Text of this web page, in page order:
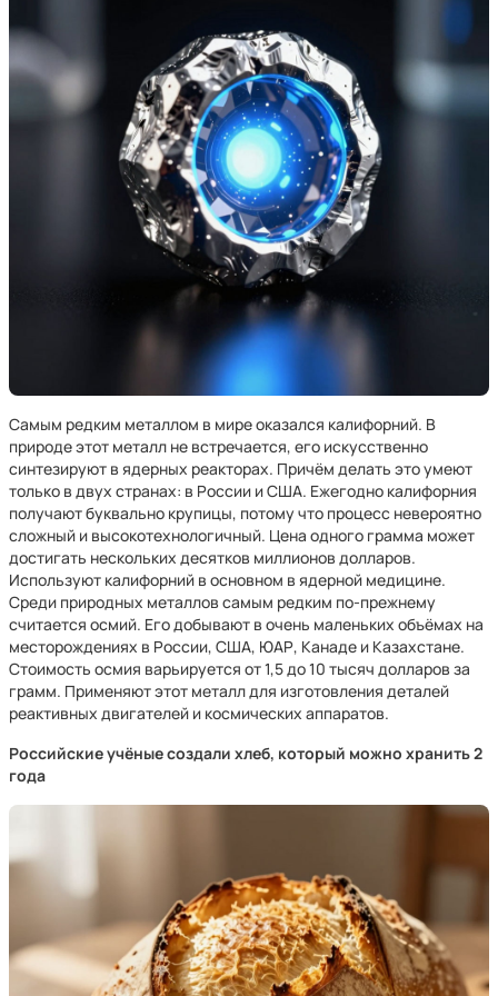
Самым редким металлом в мире оказался калифорний. В
природе этот металл не встречается, его искусственно
синтезируют в ядерных реакторах. Причём делать это умеют
только в двух странах: в России и США. Ежегодно калифорния
получают буквально крупицы, потому что процесс невероятно
сложный и высокотехнологичный. Цена одного грамма может
достигать нескольких десятков миллионов долларов.
Используют калифорний в основном в ядерной медицине.
Среди природных металлов самым редким по-прежнему
считается осмий. Его добывают в очень маленьких объёмах на
месторождениях в России, США, ЮАР, Канаде и Казахстане.
Стоимость осмия варьируется от 1,5 до 10 тысяч долларов за
грамм. Применяют этот металл для изготовления деталей
реактивных двигателей и космических аппаратов.
Российские учёные создали хлеб, который можно хранить 2
года